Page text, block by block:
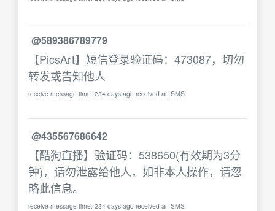
@589386789779
【PicsArt】短信登录验证码：473087，切勿
转发或告知他人
receive message time: 234 days ago received an SMS
@435567686642
【酷狗直播】验证码：538650(有效期为3分
钟)，请勿泄露给他人，如非本人操作，请忽
略此信息。
receive message time: 234 days ago received an SMS